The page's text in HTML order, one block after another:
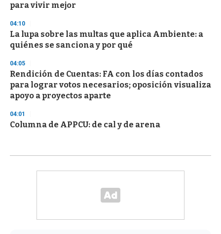
para vivir mejor
04:10
La lupa sobre las multas que aplica Ambiente: a
quiénes se sanciona y por qué
04:05
Rendición de Cuentas: FA con los días contados
para lograr votos necesarios; oposición visualiza
apoyo a proyectos aparte
04:01
Columna de APPCU: de cal y de arena